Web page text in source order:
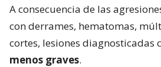
A consecuencia de las
con derrames, hematomas,
cortes, lesiones diagnosticadas
menos graves.